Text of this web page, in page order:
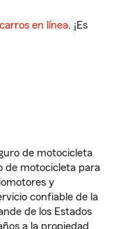
en línea. ¡Es
de motocicleta
de motocicleta para
y
confiable de la
de los Estados
a la propiedad